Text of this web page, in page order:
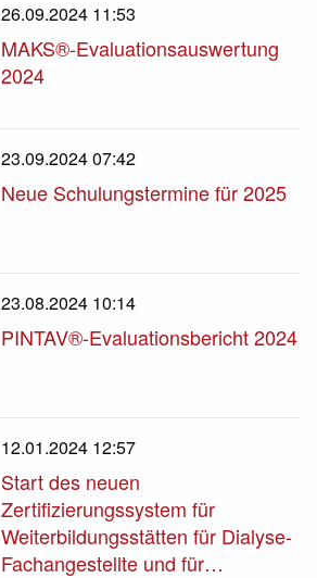
26.09.2024 11:53
MAKS®-Evaluationsauswertung
2024
23.09.2024 07:42
Neue Schulungstermine für 2025
23.08.2024 10:14
PINTAV®-Evaluationsbericht 2024
12.01.2024 12:57
Start des neuen
Zertifizierungssystem für
Weiterbildungsstätten für Dialyse-
Fachangestellte und für…